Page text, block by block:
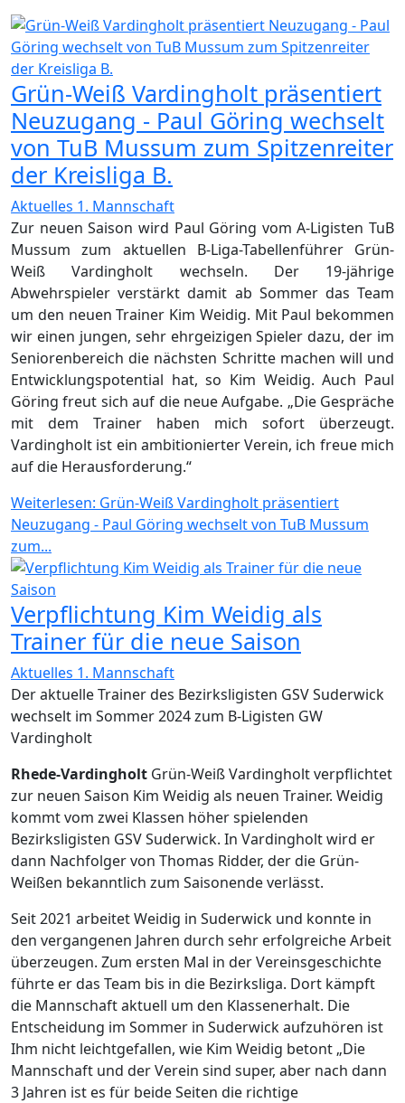
Grün-Weiß Vardingholt präsentiert
Neuzugang - Paul Göring wechselt
von TuB Mussum zum Spitzenreiter
der Kreisliga B.
Aktuelles 1. Mannschaft
Zur neuen Saison wird Paul Göring vom A-Ligisten TuB
Mussum zum aktuellen B-Liga-Tabellenführer Grün-
Weiß Vardingholt wechseln. Der 19-jährige
Abwehrspieler verstärkt damit ab Sommer das Team
um den neuen Trainer Kim Weidig. Mit Paul bekommen
wir einen jungen, sehr ehrgeizigen Spieler dazu, der im
Seniorenbereich die nächsten Schritte machen will und
Entwicklungspotential hat, so Kim Weidig. Auch Paul
Göring freut sich auf die neue Aufgabe. „Die Gespräche
mit dem Trainer haben mich sofort überzeugt.
Vardingholt ist ein ambitionierter Verein, ich freue mich
auf die Herausforderung.“
Weiterlesen: Grün-Weiß Vardingholt präsentiert
Neuzugang - Paul Göring wechselt von TuB Mussum
zum...
Verpflichtung Kim Weidig als
Trainer für die neue Saison
Aktuelles 1. Mannschaft
Der aktuelle Trainer des Bezirksligisten GSV Suderwick
wechselt im Sommer 2024 zum B-Ligisten GW
Vardingholt
Rhede-Vardingholt Grün-Weiß Vardingholt verpflichtet
zur neuen Saison Kim Weidig als neuen Trainer. Weidig
kommt vom zwei Klassen höher spielenden
Bezirksligisten GSV Suderwick. In Vardingholt wird er
dann Nachfolger von Thomas Ridder, der die Grün-
Weißen bekanntlich zum Saisonende verlässt.
Seit 2021 arbeitet Weidig in Suderwick und konnte in
den vergangenen Jahren durch sehr erfolgreiche Arbeit
überzeugen. Zum ersten Mal in der Vereinsgeschichte
führte er das Team bis in die Bezirksliga. Dort kämpft
die Mannschaft aktuell um den Klassenerhalt. Die
Entscheidung im Sommer in Suderwick aufzuhören ist
Ihm nicht leichtgefallen, wie Kim Weidig betont „Die
Mannschaft und der Verein sind super, aber nach dann
3 Jahren ist es für beide Seiten die richtige